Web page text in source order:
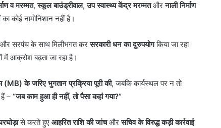
व मरम्मत,स्कूल बाउंड्रीवाल,उप स्वास्थ्य केंद्र मरम्मतऔरनाली निर्माण
कोई नामोनिशान नहीं है।
सरपंच के साथ मिलीभगत करसरकारी धन का दुरुपयोगकिया जा रहा
में आक्रोश बढ़ता जा रहा है।
(MB) के जरिए भुगतान प्रक्रिया पूरी की, जबकि कार्यस्थल पर न तो
हैं – “जब काम हुआ ही नहीं, तो पैसा कहां गया?”
से करते हुए आहरित राशि की जांचऔरसचिव के विरुद्ध कड़ी कार्रवाई